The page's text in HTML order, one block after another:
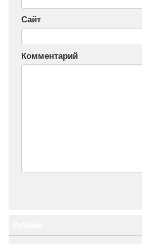
Сайт
Комментарий